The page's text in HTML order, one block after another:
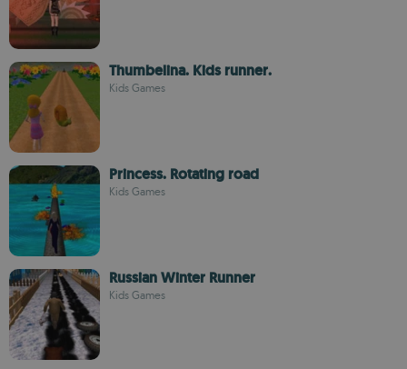
Thumbelina. Kids runner.
Kids Games
Princess. Rotating road
Kids Games
Russian Winter Runner
Kids Games